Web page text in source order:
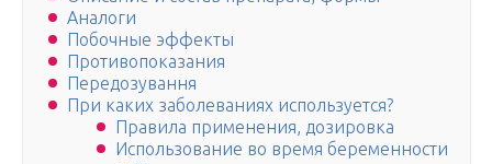
Аналоги
Побочные эффекты
Противопоказания
Передозування
При каких заболеваниях используется?
Правила применения, дозировка
Использование во время беременности